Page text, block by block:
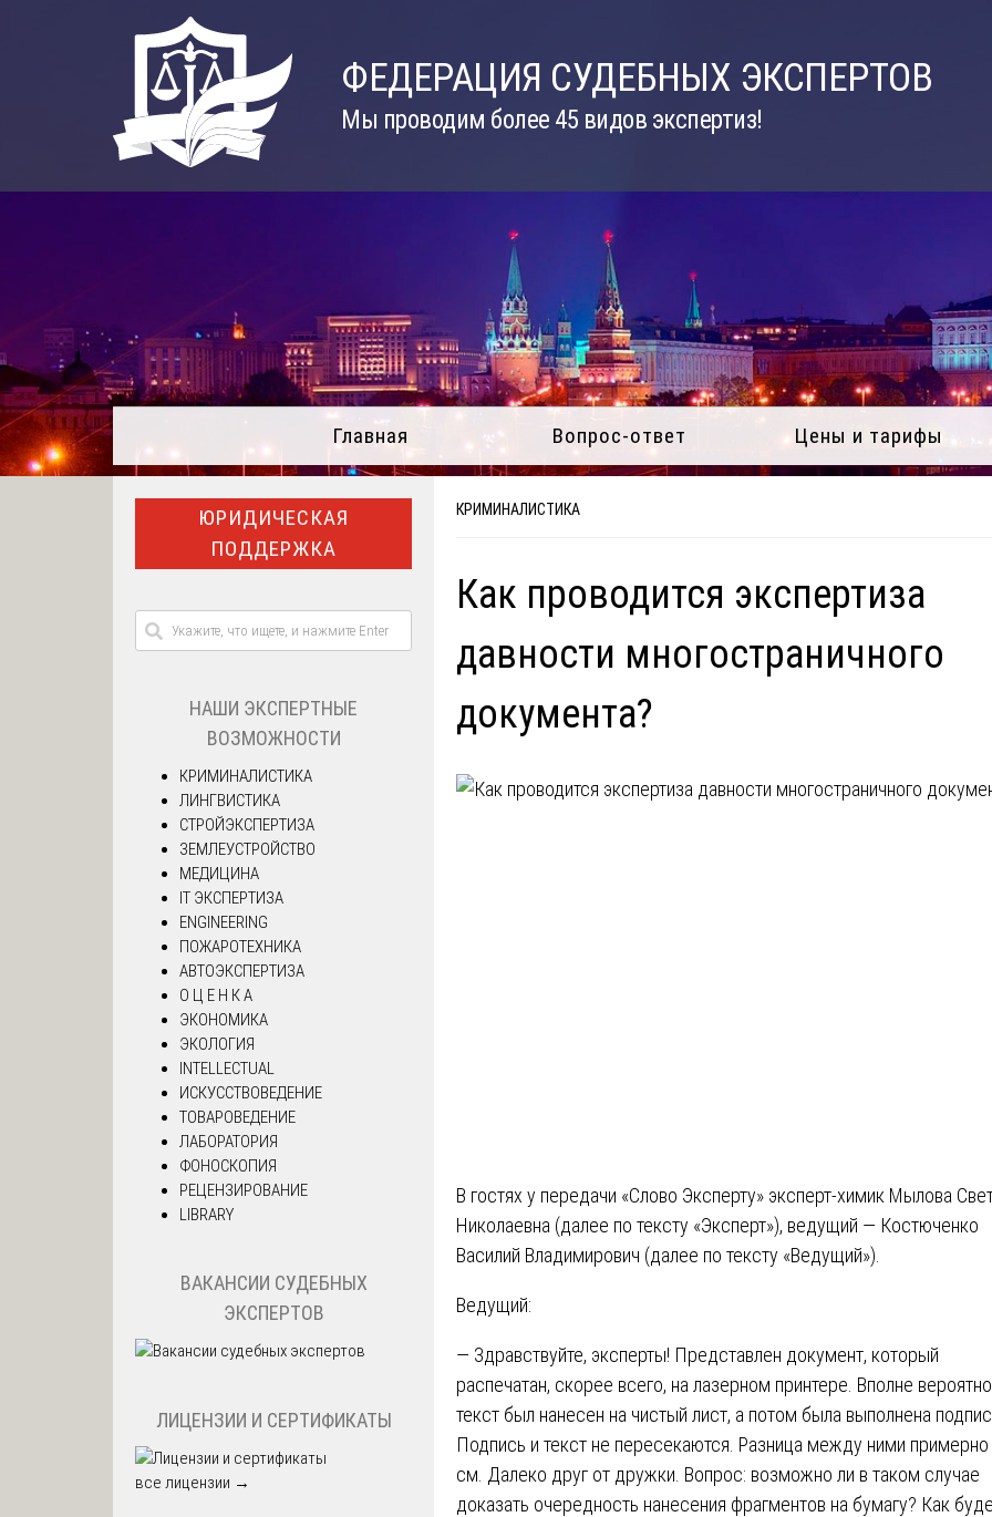
ФЕДЕРАЦИЯ СУДЕБНЫХ ЭКСПЕРТОВ
Мы проводим более 45 видов экспертиз!
Главная Вопрос-ответ Цены и тарифы
КРИМИНАЛИСТИКА
Как проводится экспертиза
давности многостраничного
документа?
В гостях у передачи «Слово Эксперту» эксперт-химик Мылова
Николаевна (далее по тексту «Эксперт»), ведущий — Костюченко
Василий Владимирович (далее по тексту «Ведущий»).
Ведущий:
— Здравствуйте, эксперты! Представлен документ, который
распечатан, скорее всего, на лазерном принтере. Вполне
текст был нанесен на чистый лист, а потом была выполнена
Подпись и текст не пересекаются. Разница между ними примерно
см. Далеко друг от дружки. Вопрос: возможно ли в таком случае
доказать очередность нанесения фрагментов на бумагу? Как
ЮРИДИЧЕСКАЯ
ПОДДЕРЖКА
НАШИ ЭКСПЕРТНЫЕ
ВОЗМОЖНОСТИ
КРИМИНАЛИСТИКА
ЛИНГВИСТИКА
СТРОЙЭКСПЕРТИЗА
ЗЕМЛЕУСТРОЙСТВО
МЕДИЦИНА
IT ЭКСПЕРТИЗА
ENGINEERING
ПОЖАРОТЕХНИКА
АВТОЭКСПЕРТИЗА
О Ц Е Н К А
ЭКОНОМИКА
ЭКОЛОГИЯ
INTELLECTUAL
ИСКУССТВОВЕДЕНИЕ
ТОВАРОВЕДЕНИЕ
ЛАБОРАТОРИЯ
ФОНОСКОПИЯ
РЕЦЕНЗИРОВАНИЕ
LIBRARY
ВАКАНСИИ СУДЕБНЫХ
ЭКСПЕРТОВ
ЛИЦЕНЗИИ И СЕРТИФИКАТЫ
все лицензии →